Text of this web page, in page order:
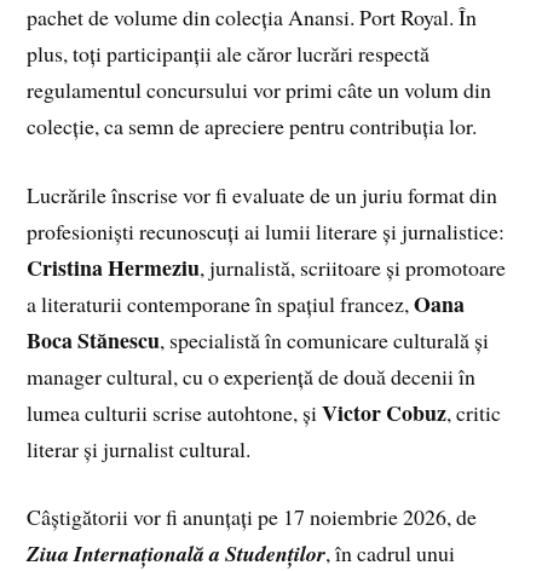
pachet de volume din colecția Anansi. Port Royal. În
plus, toți participanții ale căror lucrări respectă
regulamentul concursului vor primi câte un volum din
colecție, ca semn de apreciere pentru contribuția lor.
Lucrările înscrise vor fi evaluate de un juriu format din
profesioniști recunoscuți ai lumii literare și jurnalistice:
Cristina Hermeziu, jurnalistă, scriitoare și promotoare
a literaturii contemporane în spațiul francez,Oana
Boca Stănescu, specialistă în comunicare culturală și
manager cultural, cu o experiență de două decenii în
lumea culturii scrise autohtone, șiVictor Cobuz, critic
literar și jurnalist cultural.
Câștigătorii vor fi anunțați pe 17 noiembrie 2026, de
Ziua Internațională a Studenților, în cadrul unui